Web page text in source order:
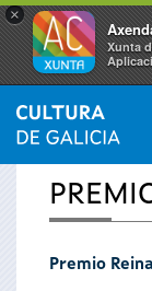
×
Xunta
Se
encuentra
usted
INICIO
Premio